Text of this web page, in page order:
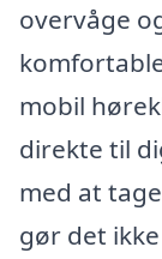
overvåge
mobil
direkte til
med at
gør det